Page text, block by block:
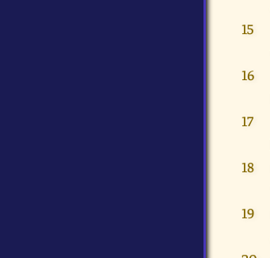
15
16
17
18
19